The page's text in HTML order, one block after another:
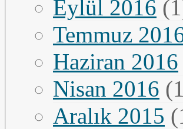
Eylül 2016
Temmuz
Haziran 2016
Nisan 2016
Aralık 2015